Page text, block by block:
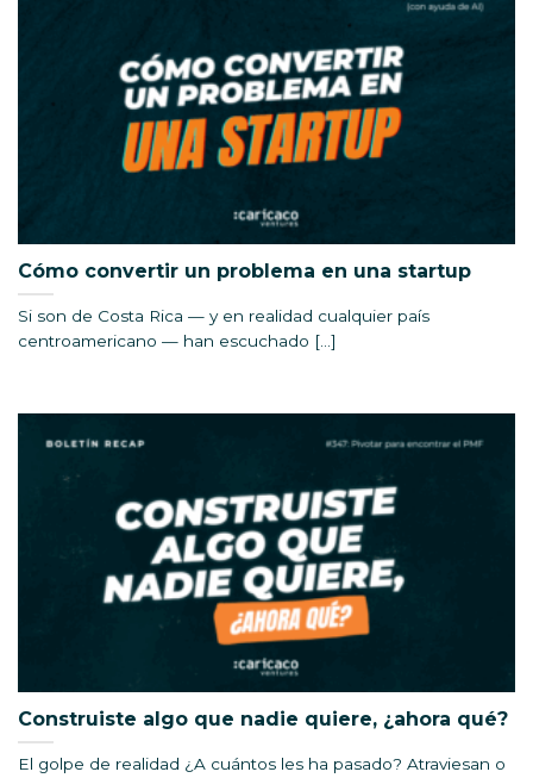
Cómo convertir un problema en una startup
Si son de Costa Rica — y en realidad cualquier país
centroamericano — han escuchado [...]
Construiste algo que nadie quiere, ¿ahora qué?
El golpe de realidad ¿A cuántos les ha pasado? Atraviesan o